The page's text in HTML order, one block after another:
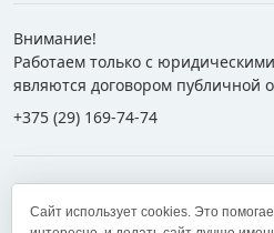
Внимание!
Работаем только с
являются договором публичной
+375 (29) 169-74-74
+375 (17) 269-74-74
Сайт использует cookies. Это